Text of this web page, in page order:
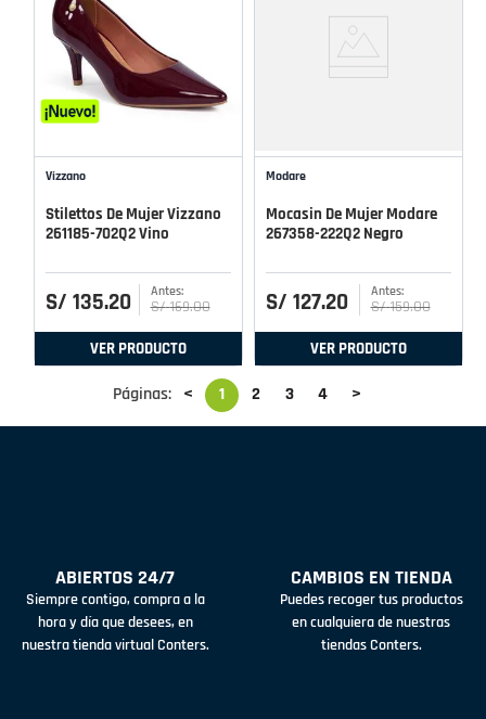
Vizzano
Stilettos De Mujer Vizzano
261185-702Q2 Vino
S/ 135.20 S/ 169.00
VER PRODUCTO
Modare
Mocasin De Mujer Modare
267358-222Q2 Negro
S/ 127.20 S/ 159.00
VER PRODUCTO
Páginas: < 1 2 3 4 >
ABIERTOS 24/7
Siempre contigo, compra a la
hora y día que desees, en
nuestra tienda virtual Conters.
CAMBIOS EN TIENDA
Puedes recoger tus productos
en cualquiera de nuestras
tiendas Conters.